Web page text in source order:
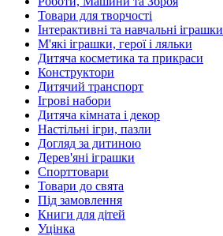
Товари для творчості
Інтерактивні та навчальні іграшки
М'які іграшки, герої і ляльки
Дитяча косметика та прикраси
Конструктори
Дитячий транспорт
Ігрові набори
Дитяча кімната і декор
Настільні ігри, пазли
Догляд за дитиною
Дерев'яні іграшки
Спорттовари
Товари до свята
Під замовлення
Книги для дітей
Уцінка